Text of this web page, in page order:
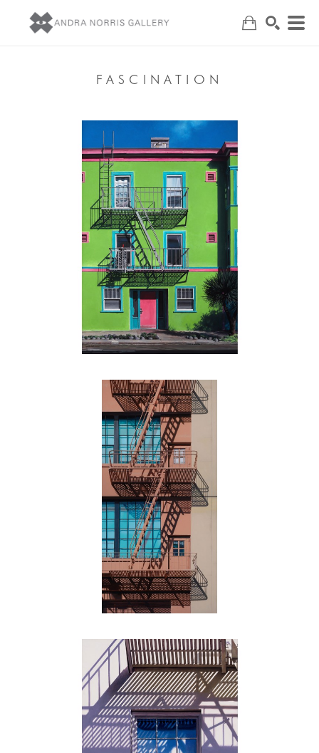
FASCINATION
, 2020
, 2021